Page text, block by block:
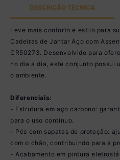
DESCRIÇÃO TÉCNICA
Leve mais conforto e estilo para
Cadeiras de Jantar Aço com
CR50273. Desenvolvido para
no dia a dia, este conjunto possui
o ambiente.
Diferenciais:
- Estrutura em aço carbono:
para o uso contínuo.
- Pés com sapatas de proteção:
com o chão, contribuindo para a
- Acabamento em pintura